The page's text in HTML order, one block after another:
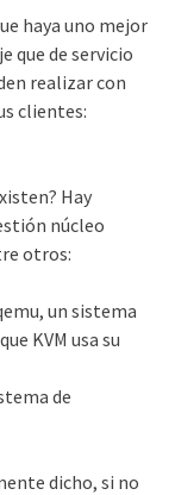
haya uno mejor
que de servicio
realizar con
clientes:
Hay
núcleo
otros:
un sistema
KVM usa su
de
dicho, si no